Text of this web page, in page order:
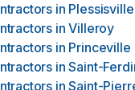
in Plessisville
in Villeroy
in Princeville
in Saint-
in Saint-